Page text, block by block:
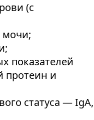
(с
мочи;
показателей
протеин и
статуса — IgА,